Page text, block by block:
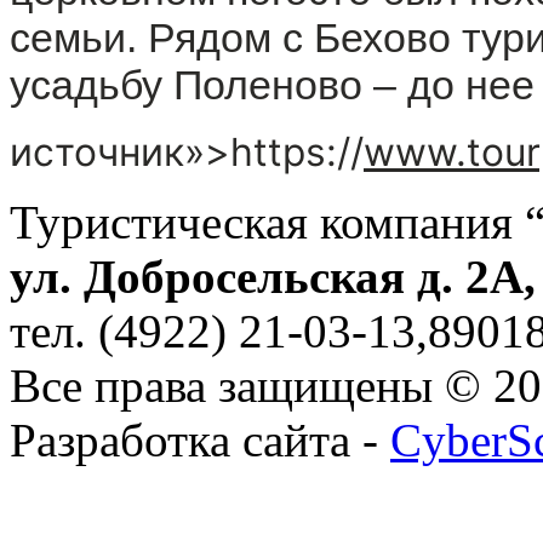
семьи. Рядом с Бехово
усадьбу Поленово – до
источник»>https://
Туристическая компания
ул. Добросельская д.
тел. (4922) 21-03-
Все права защищены ©
Разработка сайта -